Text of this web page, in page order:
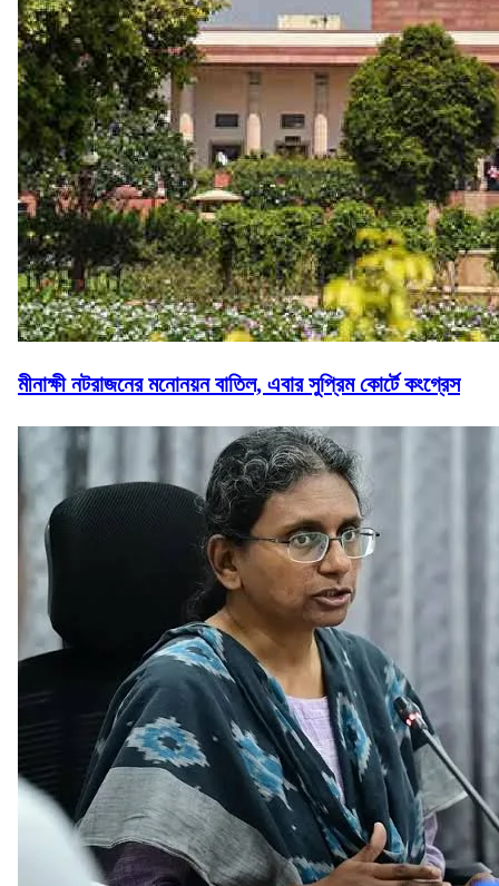
মীনাক্ষী নটরাজনের মনোনয়ন বাতিল, এবার সুপ্রিম কোর্টে কংগ্রেস